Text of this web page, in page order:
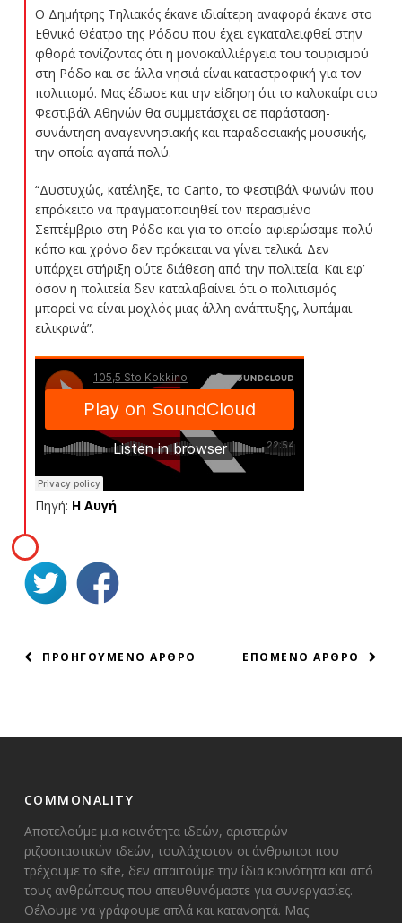
Ο Δημήτρης Τηλιακός έκανε ιδιαίτερη αναφορά έκανε στο
Εθνικό Θέατρο της Ρόδου που έχει εγκαταλειφθεί στην
φθορά τονίζοντας ότι η μονοκαλλιέργεια του τουρισμού
στη Ρόδο και σε άλλα νησιά είναι καταστροφική για τον
πολιτισμό. Μας έδωσε και την είδηση ότι το καλοκαίρι στο
Φεστιβάλ Αθηνών θα συμμετάσχει σε παράσταση-
συνάντηση αναγεννησιακής και παραδοσιακής μουσικής,
την οποία αγαπά πολύ.
“Δυστυχώς, κατέληξε, το Canto, το Φεστιβάλ Φωνών που
επρόκειτο να πραγματοποιηθεί τον περασμένο
Σεπτέμβριο στη Ρόδο και για το οποίο αφιερώσαμε πολύ
κόπο και χρόνο δεν πρόκειται να γίνει τελικά. Δεν
υπάρχει στήριξη ούτε διάθεση από την πολιτεία. Και εφ’
όσον η πολιτεία δεν καταλαβαίνει ότι ο πολιτισμός
μπορεί να είναι μοχλός μιας άλλη ανάπτυξης, λυπάμαι
ειλικρινά”.
Πηγή: Η Αυγή
ΠΛΟΗΓΗΣΗ
ΕΠΟΜΕΝΟ ΑΡΘΡΟ
ΠΡΟΗΓΟΥΜΕΝΟ ΑΡΘΡΟ
COMMONALITY
Αποτελούμε μια κοινότητα ιδεών, αριστερών
ριζοσπαστικών ιδεών, τουλάχιστον οι άνθρωποι που
τρέχουμε το site, δεν απαιτούμε την ίδια κοινότητα και από
τους ανθρώπους που απευθυνόμαστε για συνεργασίες.
Θέλουμε να γράφουμε απλά και κατανοητά. Μας